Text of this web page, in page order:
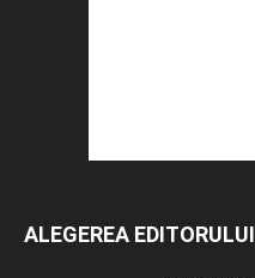
ALEGEREA EDITORULUI